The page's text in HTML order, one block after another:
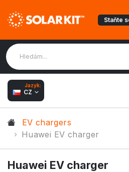
Staňte
Jazyk:
CZ
EV chargers
Huawei EV charger
Huawei EV charger